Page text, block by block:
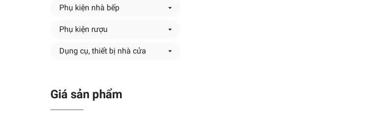
Phụ kiện nhà bếp
Phụ kiện rượu
Dụng cụ, thiết bị nhà cửa
Giá sản phẩm